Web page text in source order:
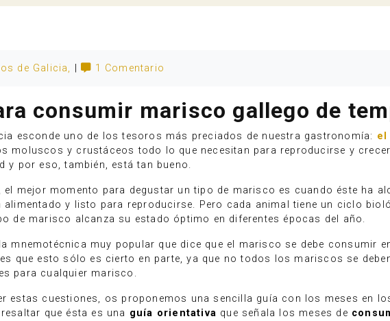
de Galicia, | 1 Comentario
consumir marisco gallego de
esconde uno de los tesoros más preciados de nuestra gastronomía: el
moluscos y crustáceos todo lo que necesitan para reproducirse y
y por eso, también, está tan bueno.
el mejor momento para degustar un tipo de marisco es cuando éste ha
alimentado y listo para reproducirse. Pero cada animal tiene un ciclo
de marisco alcanza su estado óptimo en diferentes épocas del año.
mnemotécnica muy popular que dice que el marisco se debe consumir
que esto sólo es cierto en parte, ya que no todos los mariscos se
para cualquier marisco.
estas cuestiones, os proponemos una sencilla guía con los meses en
que ésta es una guía orientativa que señala los meses de